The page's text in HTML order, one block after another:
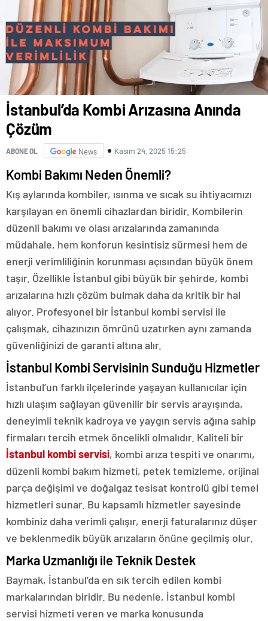
İstanbul’da Kombi Arızasına Anında
Çözüm
ABONE OL News Kasım 24, 2025 15:25
Kombi Bakımı Neden Önemli?
Kış aylarında kombiler, ısınma ve sıcak su ihtiyacımızı
karşılayan en önemli cihazlardan biridir. Kombilerin
düzenli bakımı ve olası arızalarında zamanında
müdahale, hem konforun kesintisiz sürmesi hem de
enerji verimliliğinin korunması açısından büyük önem
taşır. Özellikle İstanbul gibi büyük bir şehirde, kombi
arızalarına hızlı çözüm bulmak daha da kritik bir hal
alıyor. Profesyonel bir İstanbul kombi servisi ile
çalışmak, cihazınızın ömrünü uzatırken aynı zamanda
güvenliğinizi de garanti altına alır.
İstanbul Kombi Servisinin Sunduğu Hizmetler
İstanbul’un farklı ilçelerinde yaşayan kullanıcılar için
hızlı ulaşım sağlayan güvenilir bir servis arayışında,
deneyimli teknik kadroya ve yaygın servis ağına sahip
firmaları tercih etmek öncelikli olmalıdır. Kaliteli bir
İstanbul kombi servisi, kombi arıza tespiti ve onarımı,
düzenli kombi bakım hizmeti, petek temizleme, orijinal
parça değişimi ve doğalgaz tesisat kontrolü gibi temel
hizmetleri sunar. Bu kapsamlı hizmetler sayesinde
kombiniz daha verimli çalışır, enerji faturalarınız düşer
ve beklenmedik büyük arızaların önüne geçilmiş olur.
Marka Uzmanlığı ile Teknik Destek
Baymak, İstanbul’da en sık tercih edilen kombi
markalarından biridir. Bu nedenle, İstanbul kombi
servisi hizmeti veren ve marka konusunda